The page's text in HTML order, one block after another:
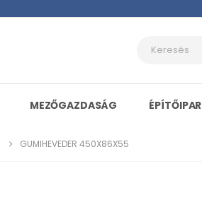
MEZŐGAZDASÁG ÉPÍTŐIPAR
GUMIHEVEDER 450X86X55